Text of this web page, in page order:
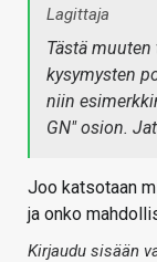
Lagittaja
Tästä
kysymysten
niin
GN" osion.
Joo katsotaan
ja onko
Kirjaudu sisään